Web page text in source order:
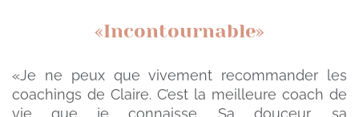
«Incontournable»
«Je ne peux que vivement recommander les
coachings de Claire. C’est la meilleure coach de